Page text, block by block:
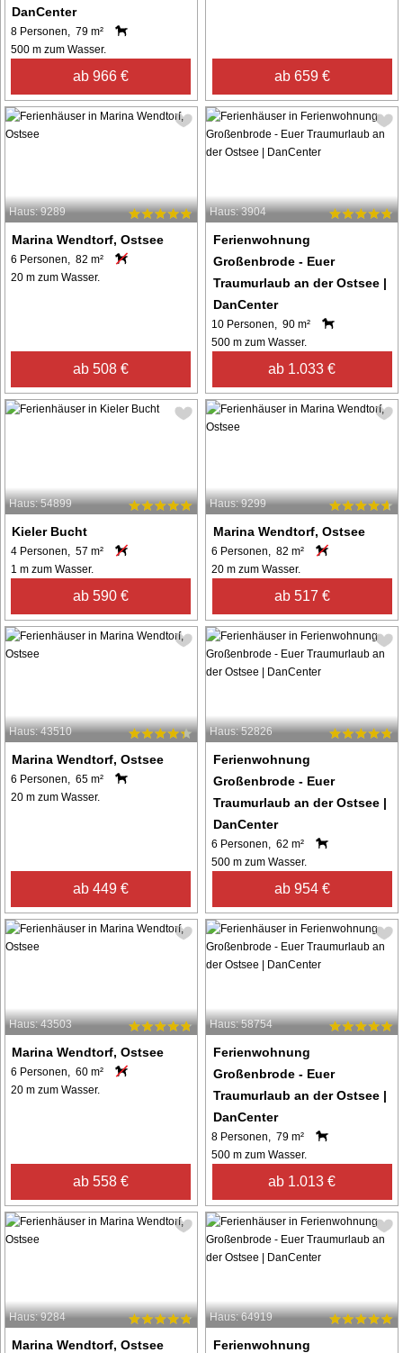
DanCenter
8 Personen, 79 m²
500 m zum Wasser.
ab 966 € ab 659 €
Haus: 9289
Marina Wendtorf, Ostsee
6 Personen, 82 m²
20 m zum Wasser.
ab 508 €
Haus: 3904
Ferienwohnung
Großenbrode - Euer
Traumurlaub an der Ostsee |
DanCenter
10 Personen, 90 m²
500 m zum Wasser.
ab 1.033 €
Haus: 54899
Kieler Bucht
4 Personen, 57 m²
1 m zum Wasser.
ab 590 €
Haus: 9299
Marina Wendtorf, Ostsee
6 Personen, 82 m²
20 m zum Wasser.
ab 517 €
Haus: 43510
Marina Wendtorf, Ostsee
6 Personen, 65 m²
20 m zum Wasser.
ab 449 €
Haus: 52826
Ferienwohnung
Großenbrode - Euer
Traumurlaub an der Ostsee |
DanCenter
6 Personen, 62 m²
500 m zum Wasser.
ab 954 €
Haus: 43503
Marina Wendtorf, Ostsee
6 Personen, 60 m²
20 m zum Wasser.
ab 558 €
Haus: 58754
Ferienwohnung
Großenbrode - Euer
Traumurlaub an der Ostsee |
DanCenter
8 Personen, 79 m²
500 m zum Wasser.
ab 1.013 €
Haus: 9284
Marina Wendtorf, Ostsee
Haus: 64919
Ferienwohnung